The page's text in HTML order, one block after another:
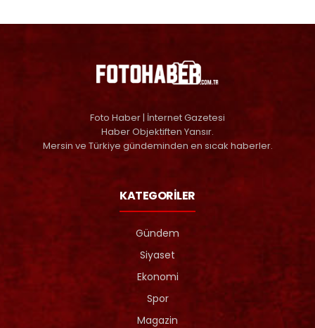
Foto Haber | İnternet Gazetesi
Haber Objektiften Yansır.
Mersin ve Türkiye gündeminden en sıcak haberler.
KATEGORİLER
Gündem
Siyaset
Ekonomi
Spor
Magazin